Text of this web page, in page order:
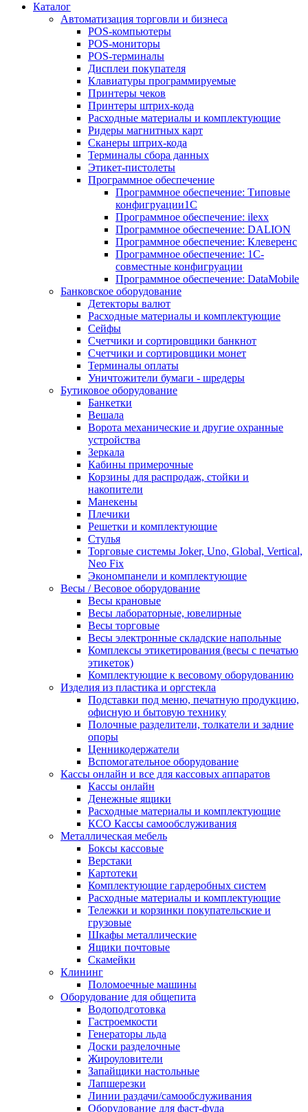
Каталог
Автоматизация торговли и бизнеса
POS-компьютеры
POS-мониторы
POS-терминалы
Дисплеи покупателя
Клавиатуры программируемые
Принтеры чеков
Принтеры штрих-кода
Расходные материалы и комплектующие
Ридеры магнитных карт
Сканеры штрих-кода
Терминалы сбора данных
Этикет-пистолеты
Программное обеспечение
Программное обеспечение: Типовые
конфигруации1С
Программное обеспечение: ilexx
Программное обеспечение: DALION
Программное обеспечение: Клеверенс
Программное обеспечение: 1С-
совместные конфигруации
Программное обеспечение: DataMobile
Банковское оборудование
Детекторы валют
Расходные материалы и комплектующие
Сейфы
Счетчики и сортировщики банкнот
Счетчики и сортировщики монет
Терминалы оплаты
Уничтожители бумаги - шредеры
Бутиковое оборудование
Банкетки
Вешала
Ворота механические и другие охранные
устройства
Зеркала
Кабины примерочные
Корзины для распродаж, стойки и
накопители
Манекены
Плечики
Решетки и комплектующие
Стулья
Торговые системы Joker, Uno, Global, Vertical,
Neo Fix
Экономпанели и комплектующие
Весы / Весовое оборудование
Весы крановые
Весы лабораторные, ювелирные
Весы торговые
Весы электронные складские напольные
Комплексы этикетирования (весы с печатью
этикеток)
Комплектующие к весовому оборудованию
Изделия из пластика и оргстекла
Подставки под меню, печатную продукцию,
офисную и бытовую технику
Полочные разделители, толкатели и задние
опоры
Ценникодержатели
Вспомогательное оборудование
Кассы онлайн и все для кассовых аппаратов
Кассы онлайн
Денежные ящики
Расходные материалы и комплектующие
КСО Кассы самообслуживания
Металлическая мебель
Боксы кассовые
Верстаки
Картотеки
Комплектующие гардеробных систем
Расходные материалы и комплектующие
Тележки и корзинки покупательские и
грузовые
Шкафы металлические
Ящики почтовые
Скамейки
Клининг
Поломоечные машины
Оборудование для общепита
Водоподготовка
Гастроемкости
Генераторы льда
Доски разделочные
Жироуловители
Запайщики настольные
Лапшерезки
Линии раздачи/самообслуживания
Оборудование для фаст-фуда